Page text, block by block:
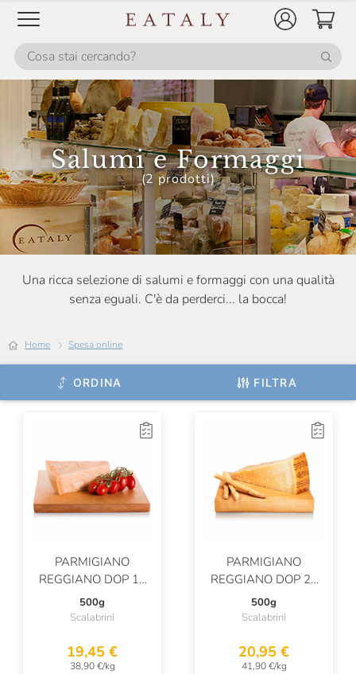
Salumi e Formaggi
(2 prodotti)
Una ricca selezione di salumi e formaggi con una qualità
senza eguali. C'è da perderci... la bocca!
Home Spesa online
ORDINA FILTRA
Le Terre Di Don Peppe
Macelleria Marini
Maison Bertolin
Master Gnocchi
Montaraz
Monte Jugo
Nebrodicarni
Negrini
Paganoni
Quadro Carni
Quaglia Vincenzo
Salumi Di San Rocco
Salumificio Bazza
Salumificio Mannori
Salumificio Pezzi
Salumificio Romano Mainelli
PARMIGIANO
REGGIANO DOP 18
MESI
500g
Scalabrini
19,45 €
38,90 €/kg
PARMIGIANO
REGGIANO DOP 26
MESI
500g
Scalabrini
20,95 €
41,90 €/kg